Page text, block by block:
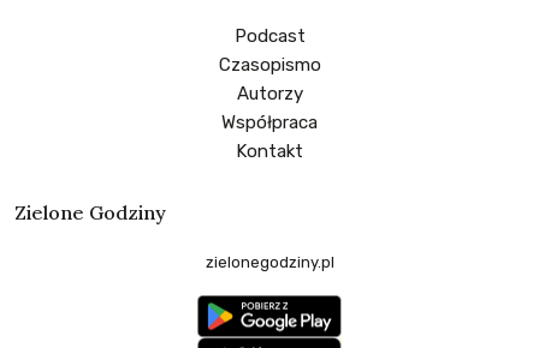
Podcast
Czasopismo
Autorzy
Współpraca
Kontakt
Zielone Godziny
zielonegodziny.pl